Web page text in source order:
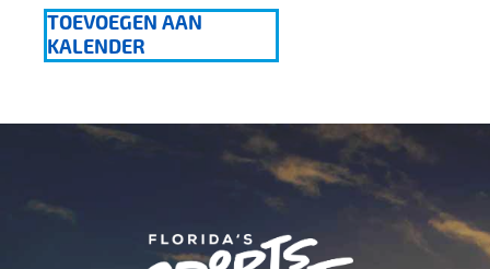
TOEVOEGEN AAN
KALENDER